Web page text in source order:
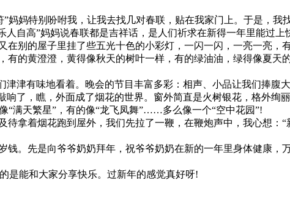
妈特别吩咐我，让我去找几对春联，贴在我家门上。于是，我
自高”妈妈说春联都是吉祥话，是人们祈求在新得一年里能过上
别的屋子里挂了些五光十色的小彩灯，一闪一闪，一亮一亮，
的黄澄澄，黄得像秋天的树叶一样，有的绿油油，绿得像夏天
津有味地看着。晚会的节目丰富多彩：相声、小品让我们捧腹
了，瞧，外面成了烟花的世界。窗外简直是火树银花，格外绚丽
“满天繁星”，有的像“龙飞凤舞”……多么像一个“空中花园”!
拿着烟花跑到屋外，我们先拉了一鞭，在鞭炮声中，我心想：
。先是向爷爷奶奶拜年，祝爷爷奶奶在新的一年里身体健康，
能和大家分享快乐。过新年的感觉真好呀!